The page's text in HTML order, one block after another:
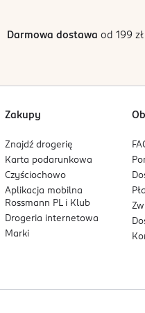
Darmowa dostawa od 199 zł
Zakupy
Znajdź drogerię
Karta podarunkowa
Czyściochowo
Aplikacja mobilna
Rossmann PL i Klub
Drogeria internetowa
Marki